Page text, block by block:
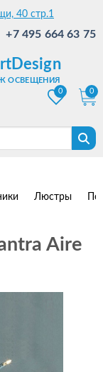
40 стр.1
+7 495 664 63 75
ОСВЕЩЕНИЯ
0
0
Люстры
Aire